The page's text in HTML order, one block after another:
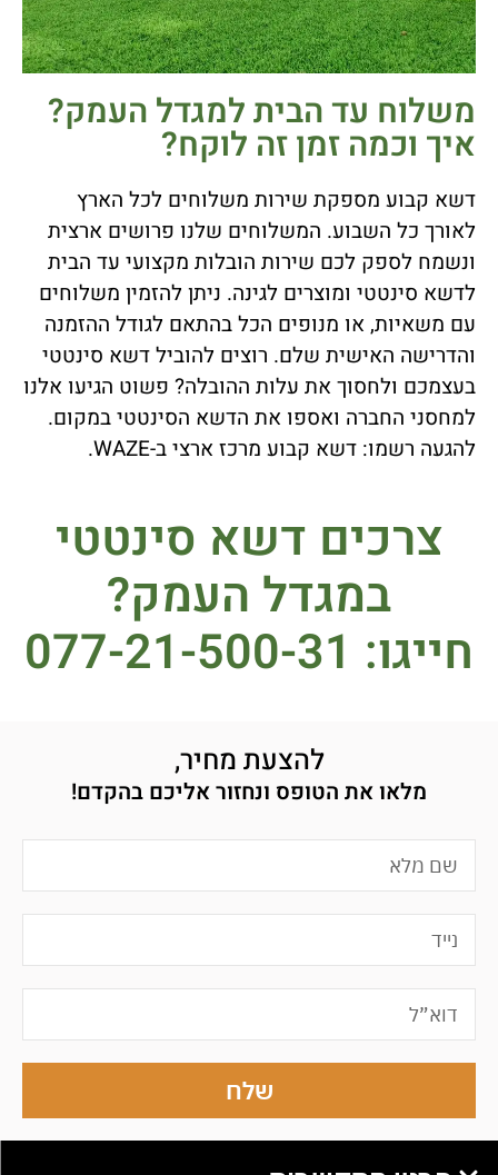
משלוח עד הבית למגדל העמק?
איך וכמה זמן זה לוקח?
דשא קבוע מספקת שירות משלוחים לכל הארץ
לאורך כל השבוע. המשלוחים שלנו פרושים ארצית
ונשמח לספק לכם שירות הובלות מקצועי עד הבית
לדשא סינטטי ומוצרים לגינה. ניתן להזמין משלוחים
עם משאיות, או מנופים הכל בהתאם לגודל ההזמנה
והדרישה האישית שלם. רוצים להוביל דשא סינטטי
בעצמכם ולחסוך את עלות ההובלה? פשוט הגיעו אלנו
למחסני החברה ואספו את הדשא הסינטטי במקום.
להגעה רשמו: דשא קבוע מרכז ארצי ב-WAZE.
צרכים דשא סינטטי
במגדל העמק?
חייגו: 077-21-500-31
להצעת מחיר,
מלאו את הטופס ונחזור אליכם בהקדם!
שלח